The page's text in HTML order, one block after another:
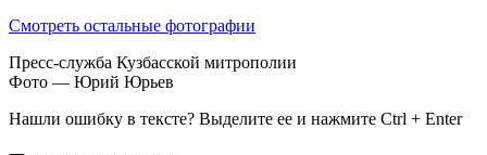
Смотреть остальные фотографии
Пресс-служба Кузбасской митрополии
Фото — Юрий Юрьев
Нашли ошибку в тексте? Выделите ее и нажмите Ctrl + Enter